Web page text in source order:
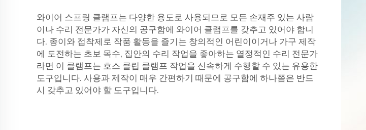
와이어 스프링 클램프는 다양한 용도로 사용되므로 모든 손재주 있는 사람
이나 수리 전문가가 자신의 공구함에 와이어 클램프를 갖추고 있어야 합니
다. 종이와 접착제로 작품 활동을 즐기는 창의적인 어린이이거나 가구 제작
에 도전하는 초보 목수, 집안의 수리 작업을 좋아하는 열정적인 수리 전문가
라면 이 클램프는 호스 클립 클램프 작업을 신속하게 수행할 수 있는 유용한
도구입니다. 사용과 제작이 매우 간편하기 때문에 공구함에 하나쯤은 반드
시 갖추고 있어야 할 도구입니다.